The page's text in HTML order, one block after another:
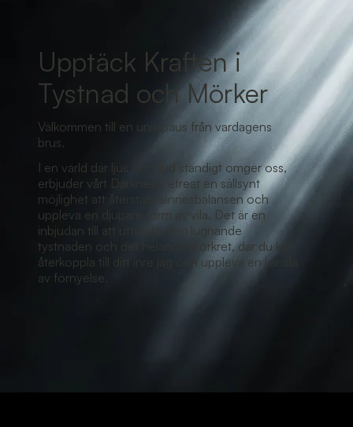
Upptäck Kraften i
Tystnad och Mörker
Välkommen till en unik paus från vardagens
brus.
I en värld där ljus och ljud ständigt omger oss,
erbjuder vårt Darkness retreat en sällsynt
möjlighet att återställa sinnesbalansen och
uppleva en djupare form av vila. Det är en
inbjudan till att utforska den lugnande
tystnaden och det helande mörkret, där du kan
återkoppla till ditt inre jag och uppleva en känsla
av förnyelse.